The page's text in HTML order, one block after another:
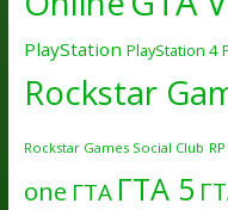
PlayStation PlayStation 4
Rockstar
Rockstar Games Social Club RP
one ГТА ГТА 5